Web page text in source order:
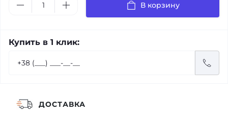
В корзину
Купить в 1 клик:
ДОСТАВКА